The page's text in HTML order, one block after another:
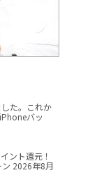
た。これか
バッ
ント還元！
2026年8月